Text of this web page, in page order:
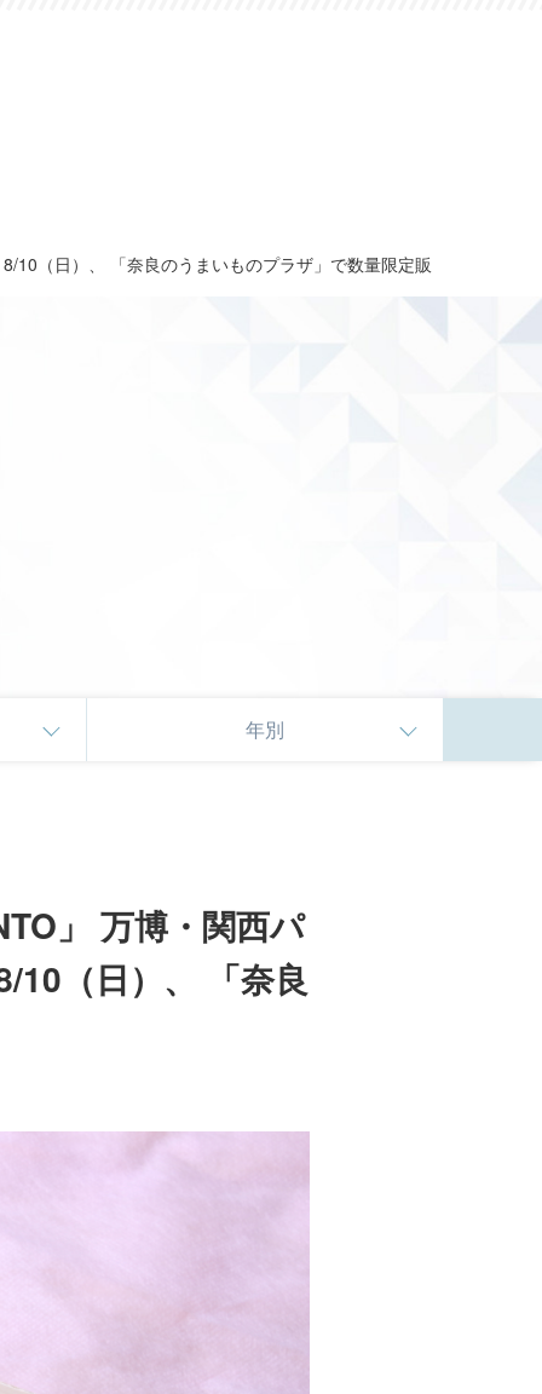
（日）、 「奈良のうまいものプラザ」で数量限定販
年別
」 万博・関西パ
（日）、 「奈良